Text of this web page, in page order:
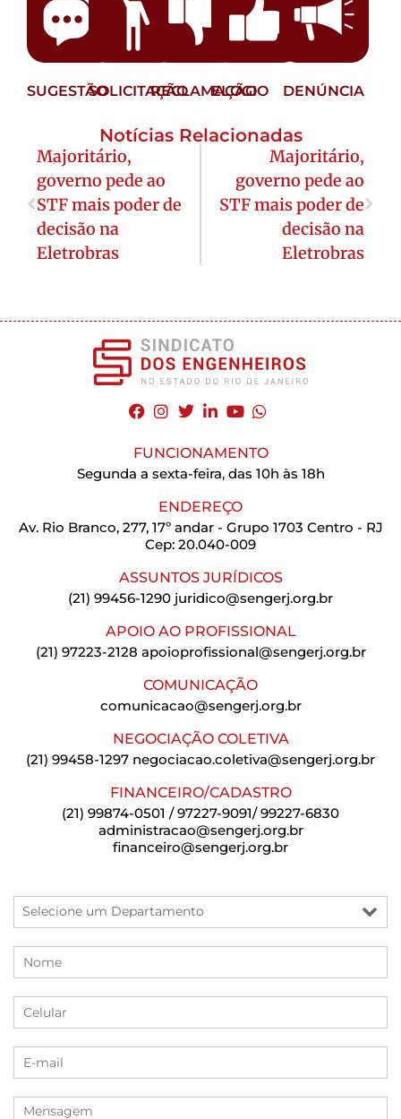
SUGESTÃOSOLICITAÇÃORECLAMAÇÃO
ELOGIO DENÚNCIA
Notícias Relacionadas
Majoritário,
governo pede ao
STF mais poder de
decisão na
Eletrobras
Majoritário,
governo pede ao
STF mais poder de
decisão na
Eletrobras
FUNCIONAMENTO
Segunda a sexta-feira, das 10h às 18h
ENDEREÇO
Av. Rio Branco, 277, 17º andar - Grupo 1703 Centro - RJ
Cep: 20.040-009
ASSUNTOS JURÍDICOS
(21) 99456-1290 juridico@sengerj.org.br
APOIO AO PROFISSIONAL
(21) 97223-2128 apoioprofissional@sengerj.org.br
COMUNICAÇÃO
comunicacao@sengerj.org.br
NEGOCIAÇÃO COLETIVA
(21) 99458-1297 negociacao.coletiva@sengerj.org.br
FINANCEIRO/CADASTRO
(21) 99874-0501 / 97227-9091/ 99227-6830
administracao@sengerj.org.br
financeiro@sengerj.org.br